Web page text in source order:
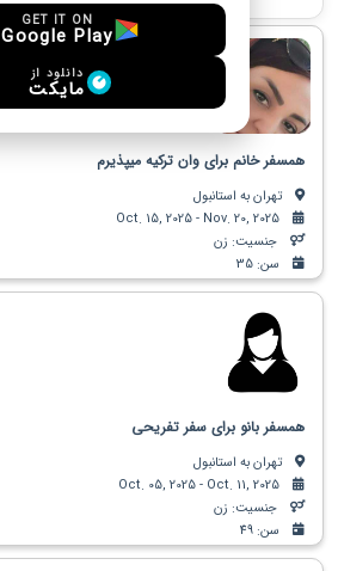
همسفر خانم برای وان ترکیه میپذیرم
تهران به استانبول
همسفر بانو برای سفر تفریحی
تهران به استانبول
GET IT ON
Google Play
دانلود از
مایکت